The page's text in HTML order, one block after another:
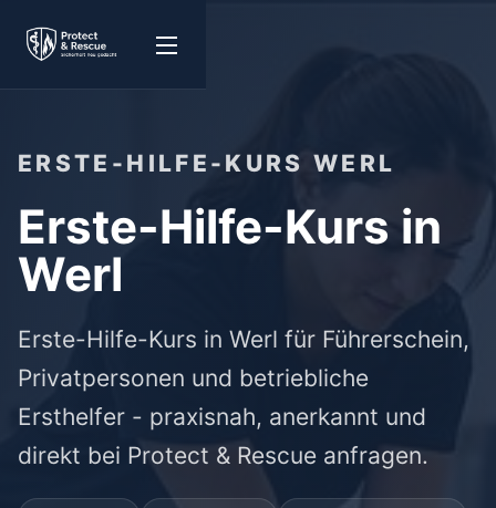
ERSTE-HILFE-KURS WERL
Erste-Hilfe-Kurs in
Werl
Erste-Hilfe-Kurs in Werl für Führerschein,
Privatpersonen und betriebliche
Ersthelfer - praxisnah, anerkannt und
direkt bei Protect & Rescue anfragen.